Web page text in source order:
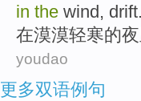
in the wind, drift.
在漠漠轻寒的
youdao
更多双语例句